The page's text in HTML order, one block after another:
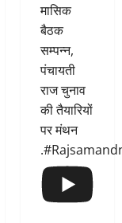
मासिक
बैठक
सम्पन्न,
पंचायती
राज चुनाव
की तैयारियों
पर मंथन